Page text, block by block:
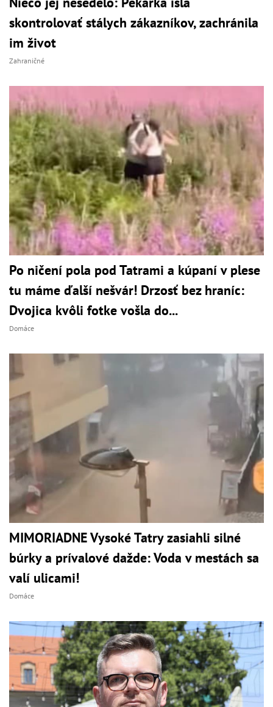
skontrolovať stálych zákazníkov, zachránila
im život
Zahraničné
Po ničení pola pod Tatrami a kúpaní v plese
tu máme ďalší nešvár! Drzosť bez hraníc:
Dvojica kvôli fotke vošla do...
Domáce
MIMORIADNE Vysoké Tatry zasiahli silné
búrky a prívalové dažde: Voda v mestách sa
valí ulicami!
Domáce